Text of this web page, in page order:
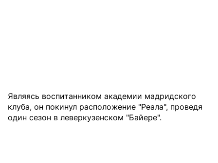
Являясь воспитанником академии мадридского
клуба, он покинул расположение "Реала", проведя
один сезон в леверкузенском "Байере".